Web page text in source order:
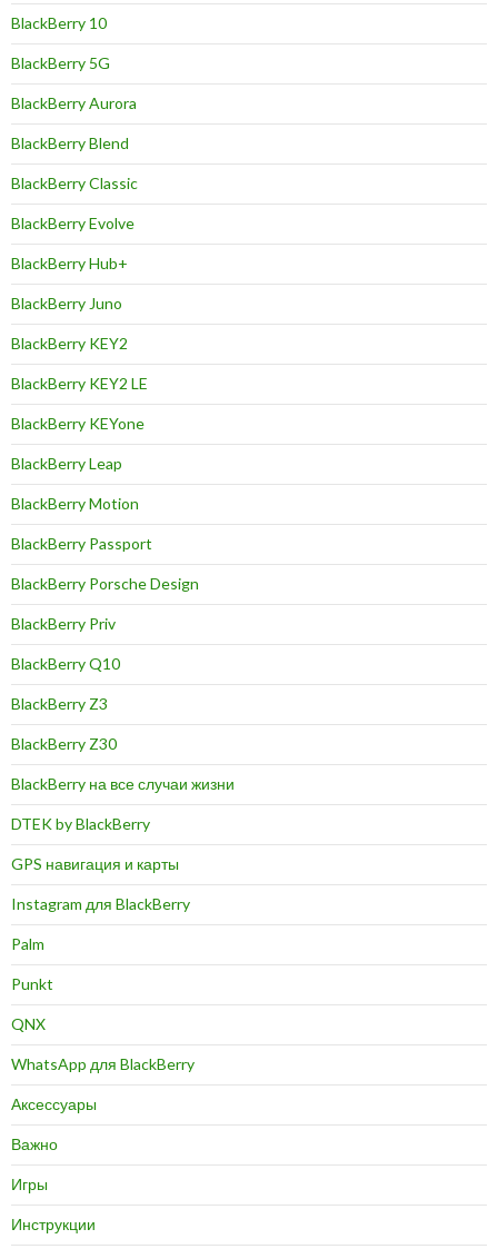
BlackBerry 10
BlackBerry 5G
BlackBerry Aurora
BlackBerry Blend
BlackBerry Classic
BlackBerry Evolve
BlackBerry Hub+
BlackBerry Juno
BlackBerry KEY2
BlackBerry KEY2 LE
BlackBerry KEYone
BlackBerry Leap
BlackBerry Motion
BlackBerry Passport
BlackBerry Porsche Design
BlackBerry Priv
BlackBerry Q10
BlackBerry Z3
BlackBerry Z30
BlackBerry на все случаи жизни
DTEK by BlackBerry
GPS навигация и карты
Instagram для BlackBerry
Palm
Punkt
QNX
WhatsApp для BlackBerry
Аксессуары
Важно
Игры
Инструкции